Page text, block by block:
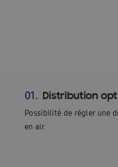
01. Distribution
Possibilité de régler une
en air